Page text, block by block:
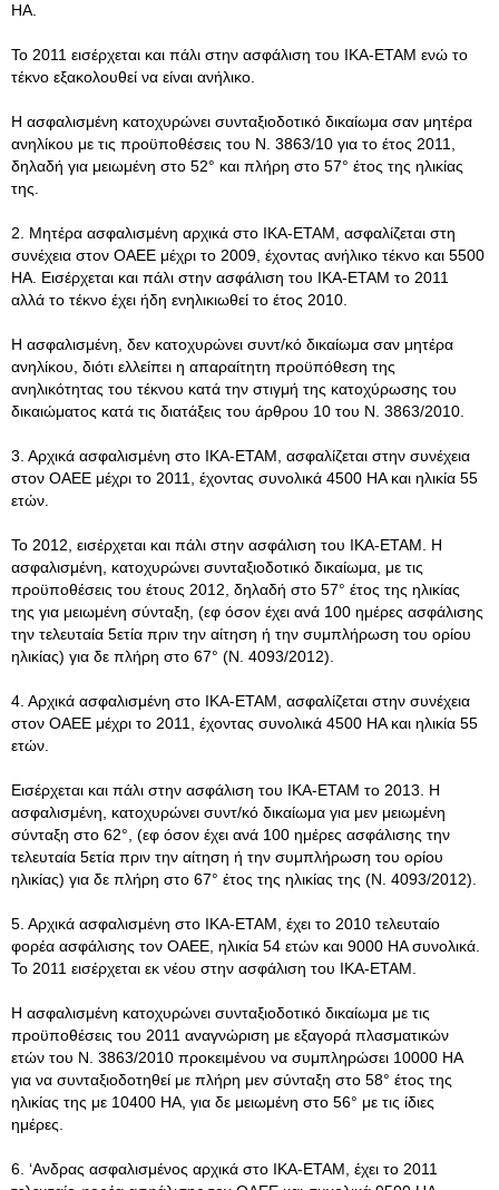
ΗΑ.
Το 2011 εισέρχεται και πάλι στην ασφάλιση του ΙΚΑ-ΕΤΑΜ ενώ το
τέκνο εξακολουθεί να είναι ανήλικο.
Η ασφαλισμένη κατοχυρώνει συνταξιοδοτικό δικαίωμα σαν μητέρα
ανηλίκου με τις προϋποθέσεις του Ν. 3863/10 για το έτος 2011,
δηλαδή για μειωμένη στο 52° και πλήρη στο 57° έτος της ηλικίας
της.
2. Μητέρα ασφαλισμένη αρχικά στο ΙΚΑ-ΕΤΑΜ, ασφαλίζεται στη
συνέχεια στον ΟΑΕΕ μέχρι το 2009, έχοντας ανήλικο τέκνο και 5500
ΗΑ. Εισέρχεται και πάλι στην ασφάλιση του ΙΚΑ-ΕΤΑΜ το 2011
αλλά το τέκνο έχει ήδη ενηλικιωθεί το έτος 2010.
Η ασφαλισμένη, δεν κατοχυρώνει συντ/κό δικαίωμα σαν μητέρα
ανηλίκου, διότι ελλείπει η απαραίτητη προϋπόθεση της
ανηλικότητας του τέκνου κατά την στιγμή της κατοχύρωσης του
δικαιώματος κατά τις διατάξεις του άρθρου 10 του Ν. 3863/2010.
3. Αρχικά ασφαλισμένη στο ΙΚΑ-ΕΤΑΜ, ασφαλίζεται στην συνέχεια
στον ΟΑΕΕ μέχρι το 2011, έχοντας συνολικά 4500 ΗΑ και ηλικία 55
ετών.
Το 2012, εισέρχεται και πάλι στην ασφάλιση του ΙΚΑ-ΕΤΑΜ. Η
ασφαλισμένη, κατοχυρώνει συνταξιοδοτικό δικαίωμα, με τις
προϋποθέσεις του έτους 2012, δηλαδή στο 57° έτος της ηλικίας
της για μειωμένη σύνταξη, (εφ όσον έχει ανά 100 ημέρες ασφάλισης
την τελευταία 5ετία πριν την αίτηση ή την συμπλήρωση του ορίου
ηλικίας) για δε πλήρη στο 67° (Ν. 4093/2012).
4. Αρχικά ασφαλισμένη στο ΙΚΑ-ΕΤΑΜ, ασφαλίζεται στην συνέχεια
στον ΟΑΕΕ μέχρι το 2011, έχοντας συνολικά 4500 ΗΑ και ηλικία 55
ετών.
Εισέρχεται και πάλι στην ασφάλιση του ΙΚΑ-ΕΤΑΜ το 2013. Η
ασφαλισμένη, κατοχυρώνει συντ/κό δικαίωμα για μεν μειωμένη
σύνταξη στο 62°, (εφ όσον έχει ανά 100 ημέρες ασφάλισης την
τελευταία 5ετία πριν την αίτηση ή την συμπλήρωση του ορίου
ηλικίας) για δε πλήρη στο 67° έτος της ηλικίας της (Ν. 4093/2012).
5. Αρχικά ασφαλισμένη στο ΙΚΑ-ΕΤΑΜ, έχει το 2010 τελευταίο
φορέα ασφάλισης τον ΟΑΕΕ, ηλικία 54 ετών και 9000 ΗΑ συνολικά.
Το 2011 εισέρχεται εκ νέου στην ασφάλιση του ΙΚΑ-ΕΤΑΜ.
Η ασφαλισμένη κατοχυρώνει συνταξιοδοτικό δικαίωμα με τις
προϋποθέσεις του 2011 αναγνώριση με εξαγορά πλασματικών
ετών του Ν. 3863/2010 προκειμένου να συμπληρώσει 10000 ΗΑ
για να συνταξιοδοτηθεί με πλήρη μεν σύνταξη στο 58° έτος της
ηλικίας της με 10400 ΗΑ, για δε μειωμένη στο 56° με τις ίδιες
ημέρες.
6. ‘Ανδρας ασφαλισμένος αρχικά στο ΙΚΑ-ΕΤΑΜ, έχει το 2011